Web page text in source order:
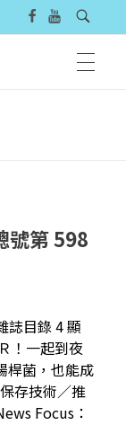
號第 598
誌目錄 4 顯
！一起到夜
桿菌，也能成
存技術／推
Focus：